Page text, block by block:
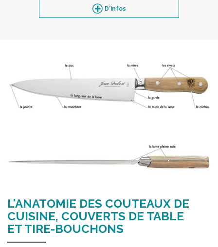
D'infos
L'ANATOMIE DES COUTEAUX DE
CUISINE, COUVERTS DE TABLE
ET TIRE-BOUCHONS